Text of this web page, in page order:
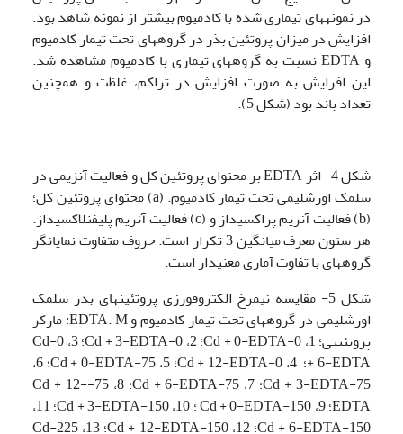
در نمونه­های تیماری شده با کادمیوم بیشتر از نمونه شاهد بود.
افزایش در میزان پروتئین بذر در گروههای تحت تیمار کادمیوم
و EDTA نسبت به گروه­های تیماری با کادمیوم مشاهده شد.
این افرایش به صورت افزایش در تراکم، غلظت و همچنین
تعداد باند بود (شکل 5).
شکل 4- اثر EDTA بر محتوای پروتئین کل و فعالیت آنزیمی در
سلمک اورشلیمی تحت تیمار کادمیوم. (a) محتوای پروتئین کل؛
(b) فعالیت آنریم پراکسیداز و (c) فعالیت آنریم پلی­فنل­اکسیداز.
هر ستون معرف میانگین 3 تکرار است. حروف متفاوت نمایانگر
گروه­های با تفاوت آماری معنی­دار است.
شکل 5- مقایسه نیمرخ الکتروفورزی پروتئین­های بذر سلمک
اورشلیمی در گروه­های تحت تیمار کادمیوم و EDTA. M: مارکر
پروتئینی؛ 1، 0-Cd + 0-EDTA؛ 2، 0-Cd + 3-EDTA؛ 3، 0-Cd
+ 6-EDTA؛ 4، 0-Cd + 12-EDTA؛ 5، 75-Cd + 0-EDTA؛ 6،
75-Cd + 3-EDTA؛ 7، 75-Cd + 6-EDTA؛ 8، 75-Cd + 12-
EDTA؛ 9، 150-Cd + 0-EDTA ؛ 10، 150-Cd + 3-EDTA؛ 11،
150-Cd + 6-EDTA؛ 12، 150-Cd + 12-EDTA؛ 13، 225-Cd